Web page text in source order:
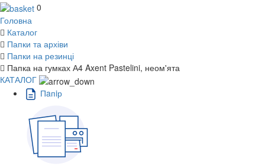
0
Головна
Каталог
Папки та архіви
Папки на резинці
Папка на гумках А4 Axent Pastelini, неом'ята
КАТАЛОГ
Пaпiр